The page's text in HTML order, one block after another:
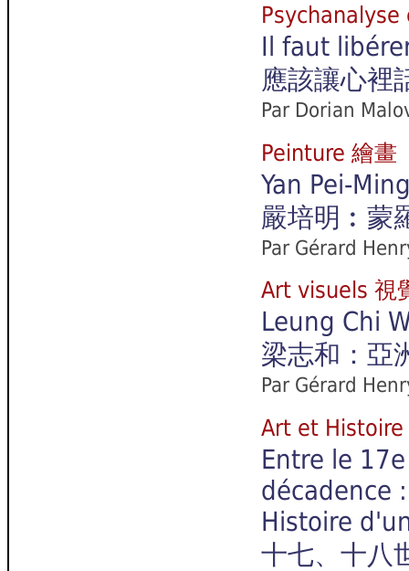
Il faut
應該讓心裡
Par Dorian
Peinture 繪畫
Yan Pei-
嚴培明︰蒙
Par Gérard
Art visuels 視
Leung Chi
梁志和：亞
Par Gérard
Art et
Entre le
décadence :
Histoire
十七、十八